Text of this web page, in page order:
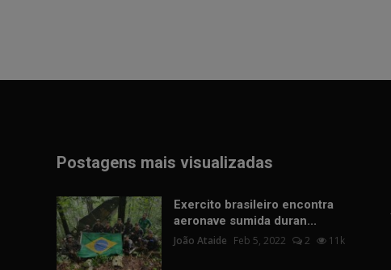
Postagens mais visualizadas
Exercito brasileiro encontra
aeronave sumida duran...
João Ataide Feb 5, 2022 2 11k